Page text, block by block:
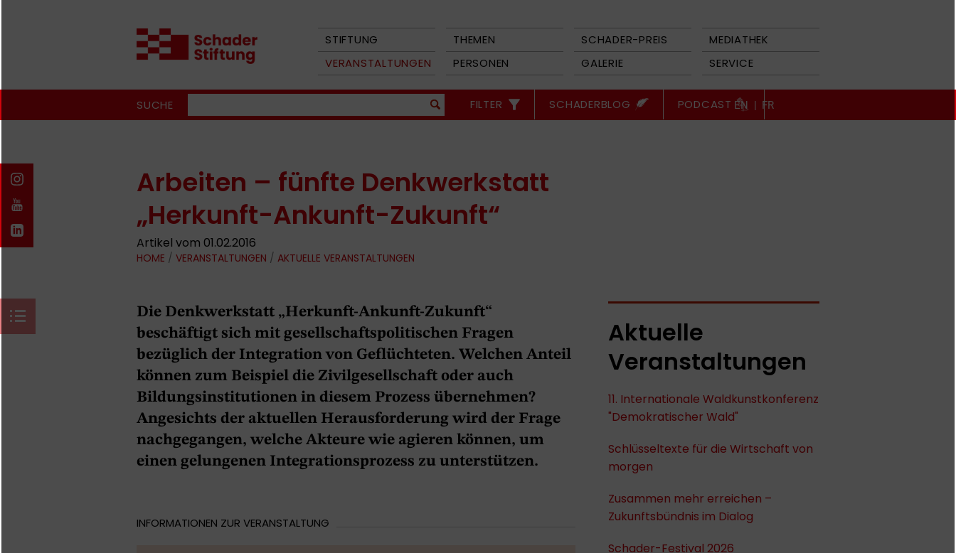
STIFTUNG THEMEN SCHADER-PREIS
MEDIATHEK
VERANSTALTUNGEN
PERSONEN GALERIE SERVICE
SUCHE FILTER SCHADERBLOG PODCAST EN | FR
Arbeiten – fünfte Denkwerkstatt
„Herkunft-Ankunft-Zukunft“
Artikel vom 01.02.2016
HOME / VERANSTALTUNGEN / AKTUELLE VERANSTALTUNGEN
Die Denkwerkstatt „Herkunft-Ankunft-Zukunft“
beschäftigt sich mit gesellschaftspolitischen Fragen
bezüglich der Integration von Geflüchteten. Welchen Anteil
können zum Beispiel die Zivilgesellschaft oder auch
Bildungsinstitutionen in diesem Prozess übernehmen?
Angesichts der aktuellen Herausforderung wird der Frage
nachgegangen, welche Akteure wie agieren können, um
einen gelungenen Integrationsprozess zu unterstützen.
INFORMATIONEN ZUR VERANSTALTUNG
Aktuelle
Veranstaltungen
11. Internationale Waldkunstkonferenz
"Demokratischer Wald"
Schlüsseltexte für die Wirtschaft von
morgen
Zusammen mehr erreichen –
Zukunftsbündnis im Dialog
Schader-Festival 2026